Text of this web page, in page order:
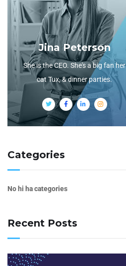
Jina Peterson
She is the CEO. She's a big fan her
cat Tux, & dinner parties.
Categories
No hi ha categories
Recent Posts